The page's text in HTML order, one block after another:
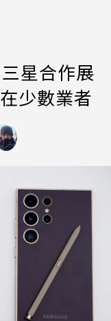
星合作展
少數業者